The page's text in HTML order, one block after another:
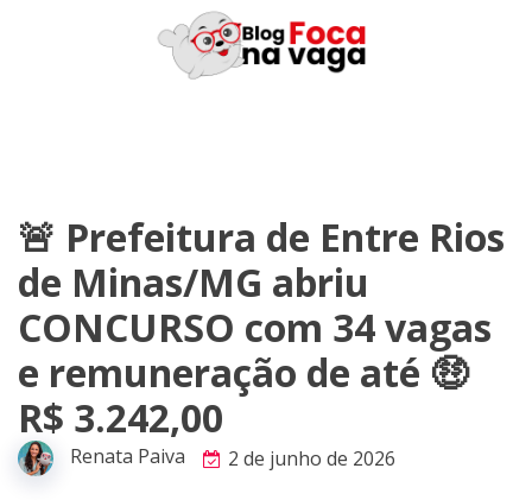
🚨 Prefeitura de Entre Rios
de Minas/MG abriu
CONCURSO com 34 vagas
e remuneração de até 🤑
R$ 3.242,00
Renata Paiva 2 de junho de 2026